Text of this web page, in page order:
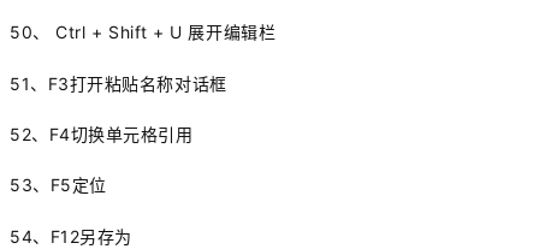
50、 Ctrl + Shift + U 展开编辑栏
51、F3打开粘贴名称对话框
52、F4切换单元格引用
53、F5定位
54、F12另存为